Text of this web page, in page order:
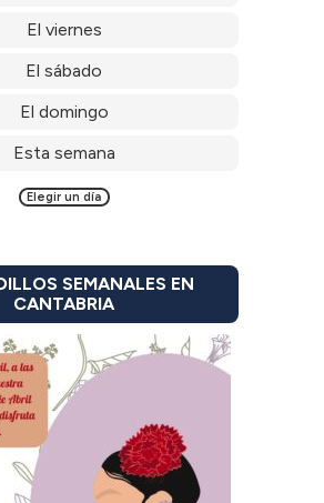
El viernes
El sábado
El domingo
Esta semana
Elegir un día
SEMANALES EN
CANTABRIA